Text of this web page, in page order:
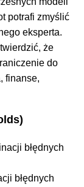
potrafi zmyślić
eksperta.
że
do
finanse,
błędnych